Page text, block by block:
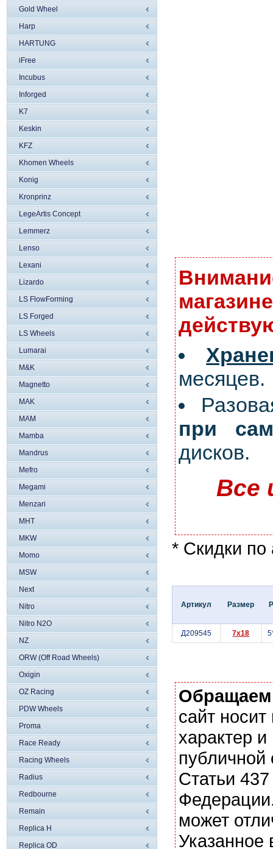
Gold Wheel
Harp
HARTUNG
iFree
Incubus
Inforged
K7
Keskin
KFZ
Khomen Wheels
Konig
Kronprinz
LegeArtis Concept
Lemmerz
Lenso
Lexani
Lizardo
LS FlowForming
LS Forged
LS Wheels
Lumarai
M&K
Magnetto
MAK
MAM
Mamba
Mandrus
Mefro
Megami
Menzari
MHT
MKW
Momo
MSW
Next
Nitro
Nitro N2O
NZ
ORW (Off Road Wheels)
Oxigin
OZ Racing
PDW Wheels
Proma
Race Ready
Racing Wheels
Radius
Redbourne
Remain
Replica H
Replica OD
месяцев.
при
дисков.
Все
* Скидки по
Артикул Размер
Д209545 7x18
сайт
характер
Статьи
может